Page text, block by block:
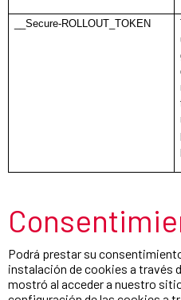
__Secure-ROLLOUT_TOKEN
Podrá prestar su
instalación de cookies a través
mostró al acceder a nuestro